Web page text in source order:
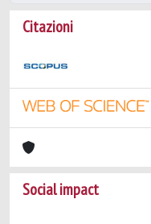
Citazioni
Social impact